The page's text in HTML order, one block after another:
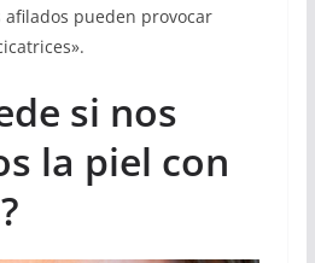
pueden provocar
si nos
la piel con